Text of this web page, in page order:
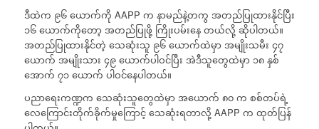
ဒီထဲက ၉၆ ယောက်ကို AAPP က နာမည်နဲ့တကွ အတည်ပြုထားနိုင်ပြီး
၁၆ ယောက်ကိုတော့ အတည်ပြုဖို့ ကြိုးပမ်းနေ တယ်လို့ ဆိုပါတယ်။
အတည်ပြုထားနိုင်တဲ့ သေဆုံးသူ ၉၆ ယောက်ထဲမှာ အမျိုးသမီး ၄၇
ယောက် အမျိုးသား ၄၉ ယောက်ပါဝင်ပြီး အဲဒီသူတွေထဲမှာ ၁၈ နှစ်
အောက် ၇၁ ယောက် ပါဝင်နေပါတယ်။
ပညာရေးကဏ္ဍက သေဆုံးသူတွေထဲမှာ အယောက် ၈၀ က စစ်တပ်ရဲ့
လေကြောင်းတိုက်ခိုက်မှုကြောင့် သေဆုံးရတာလို့ AAPP က ထုတ်ပြန်